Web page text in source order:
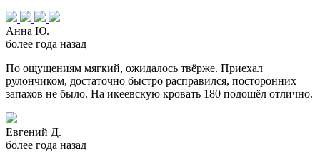
Анна Ю.
более года назад
По ощущениям мягкий, ожидалось твёрже. Приехал
рулончиком, достаточно быстро расправился, посторонних
запахов не было. На икеевскую кровать 180 подошёл отлично.
Евгений Д.
более года назад